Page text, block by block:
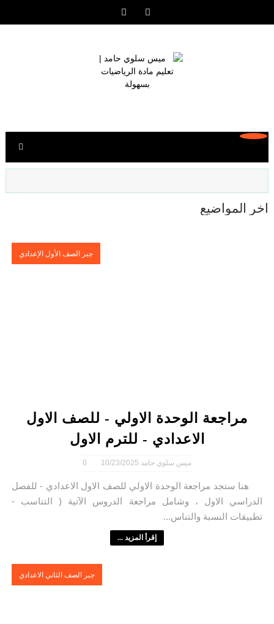
آخر المواضيع
جبر الصف الأول الإعدادي
مراجعة الوحدة الاولي - للصف الاول
الاعدادي - للترم الاول
ميس سلوي حامد 10/23/2025
0
هنا ستجد مراجعة الوحدة الاولي للصف الاول الاعدادي - للفصل
الدراسي الاول ، وشامل مراجعة الدروس الآتية ( التناسب -
تطبيقات النسبة والتناس...
إقرأ المزيد ...
جبر الصف الثاني الاعدادي